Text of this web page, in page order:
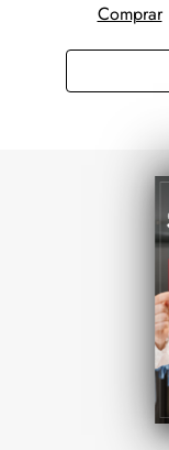
Comprar